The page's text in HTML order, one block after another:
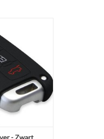
WINKELWAGEN